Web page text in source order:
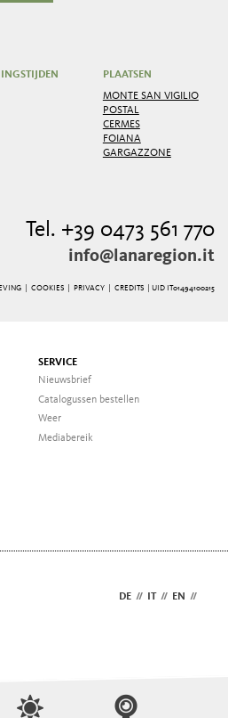
PLAATSEN
MONTE SAN VIGILIO
POSTAL
CERMES
FOIANA
GARGAZZONE
Tel. +39 0473 561 770
info@lanaregion.it
| COOKIES| PRIVACY| CREDITS | UID IT01494100215
SERVICE
Nieuwsbrief
Catalogussen bestellen
Weer
Mediabereik
DE // IT // EN //